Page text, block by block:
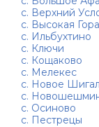
с. Верхний
с. Высокая Гора
с. Ильбухтино
с. Ключи
с. Кощаково
с. Мелекес
с. Новое
с.
с. Осиново
с. Пестрецы